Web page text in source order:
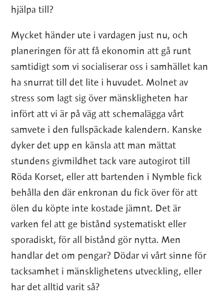
hjälpa till?
Mycket händer ute i vardagen just nu, och
planeringen för att få ekonomin att gå runt
samtidigt som vi socialiserar oss i samhället kan
ha snurrat till det lite i huvudet. Molnet av
stress som lagt sig över mänskligheten har
infört att vi är på väg att schemalägga vårt
samvete i den fullspäckade kalendern. Kanske
dyker det upp en känsla att man mättat
stundens givmildhet tack vare autogirot till
Röda Korset, eller att bartenden i Nymble fick
behålla den där enkronan du fick över för att
ölen du köpte inte kostade jämnt. Det är
varken fel att ge bistånd systematiskt eller
sporadiskt, för all bistånd gör nytta. Men
handlar det om pengar? Dödar vi vårt sinne för
tacksamhet i mänsklighetens utveckling, eller
har det alltid varit så?